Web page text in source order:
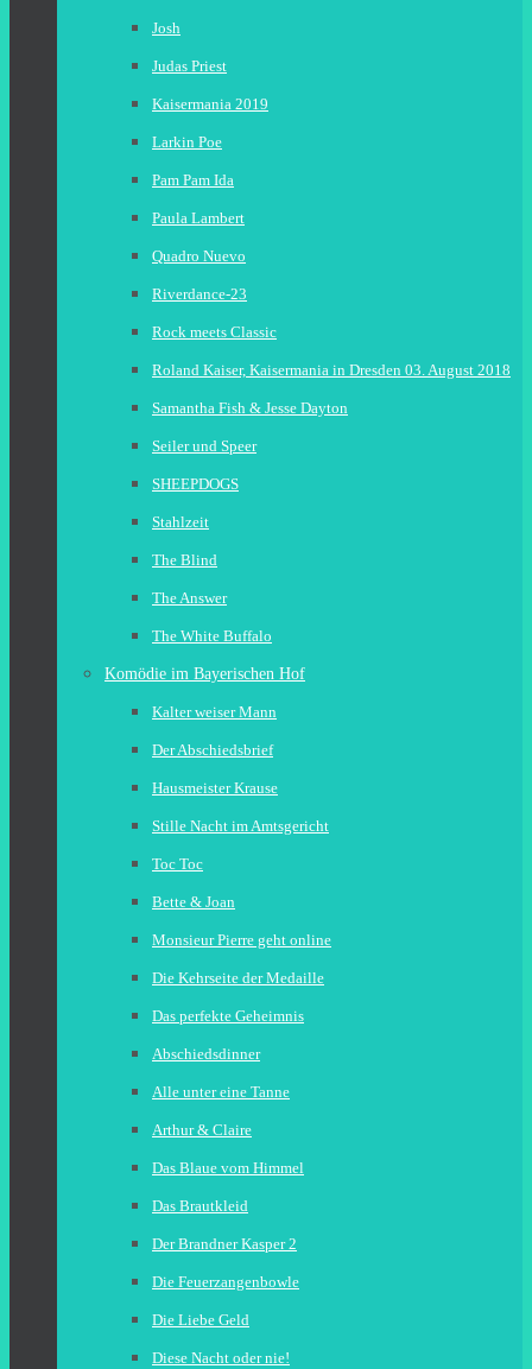
Josh
Judas Priest
Kaisermania 2019
Larkin Poe
Pam Pam Ida
Paula Lambert
Quadro Nuevo
Riverdance-23
Rock meets Classic
Roland Kaiser, Kaisermania in Dresden 03. August 2018
Samantha Fish & Jesse Dayton
Seiler und Speer
SHEEPDOGS
Stahlzeit
The Blind
The Answer
The White Buffalo
Komödie im Bayerischen Hof
Kalter weiser Mann
Der Abschiedsbrief
Hausmeister Krause
Stille Nacht im Amtsgericht
Toc Toc
Bette & Joan
Monsieur Pierre geht online
Die Kehrseite der Medaille
Das perfekte Geheimnis
Abschiedsdinner
Alle unter eine Tanne
Arthur & Claire
Das Blaue vom Himmel
Das Brautkleid
Der Brandner Kasper 2
Die Feuerzangenbowle
Die Liebe Geld
Diese Nacht oder nie!